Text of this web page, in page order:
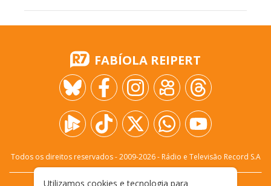
FABÍOLA REIPERT
Todos os direitos reservados - 2009-2026- Rádio e Televisão Record S.A
Utilizamos cookies e tecnologia para